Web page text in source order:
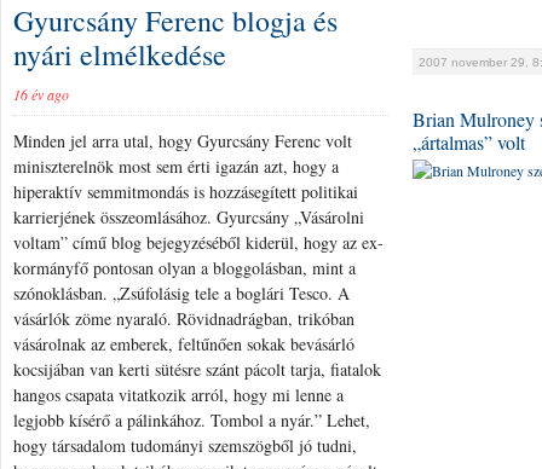
Gyurcsány Ferenc blogja és
nyári elmélkedése
16 év ago
Minden jel arra utal, hogy Gyurcsány Ferenc volt
miniszterelnök most sem érti igazán azt, hogy a
hiperaktív semmitmondás is hozzásegített politikai
karrierjének összeomlásához. Gyurcsány „Vásárolni
voltam” című blog bejegyzéséből kiderül, hogy az ex-
kormányfő pontosan olyan a bloggolásban, mint a
szónoklásban. „Zsúfolásig tele a boglári Tesco. A
vásárlók zöme nyaraló. Rövidnadrágban, trikóban
vásárolnak az emberek, feltűnően sokak bevásárló
kocsijában van kerti sütésre szánt pácolt tarja, fiatalok
hangos csapata vitatkozik arról, hogy mi lenne a
legjobb kísérő a pálinkához. Tombol a nyár.” Lehet,
hogy társadalom tudományi szemszögből jó tudni,
2007 november 29,
Brian Mulroney
„ártalmas” volt